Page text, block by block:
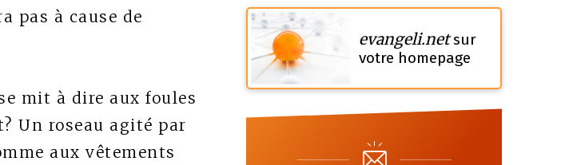
pas à cause de
mit à dire aux foules
Un roseau agité par
aux vêtements
evangeli.netsur
votre homepage